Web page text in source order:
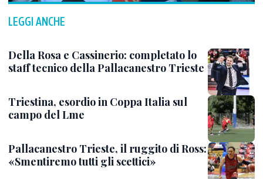
LEGGI ANCHE
Della Rosa e Cassinerio: completato lo
staff tecnico della Pallacanestro Trieste
Triestina, esordio in Coppa Italia sul
campo del Lme
Pallacanestro Trieste, il ruggito di Ross:
«Smentiremo tutti gli scettici»